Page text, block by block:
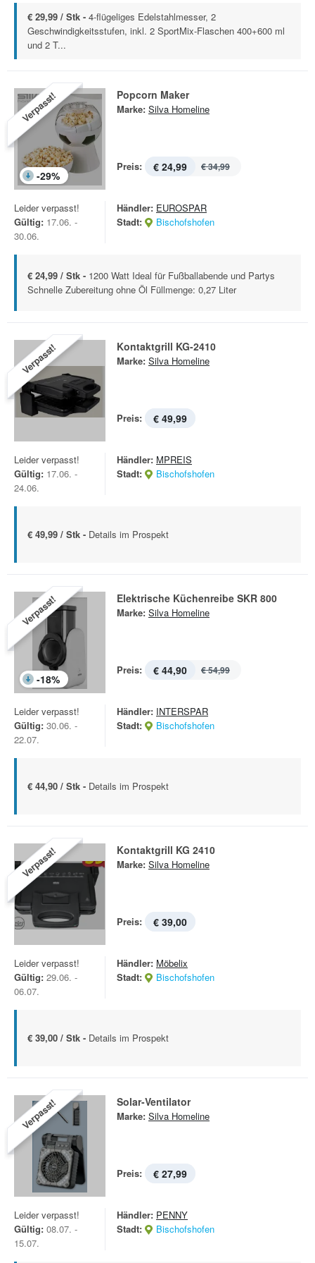
€ 29,99 / Stk - 4-flügeliges Edelstahlmesser, 2
Geschwindigkeitsstufen, inkl. 2 SportMix-Flaschen 400+600 ml
und 2 T...
Verpasst!
-29%
Popcorn Maker
Marke: Silva Homeline
Preis: € 24,99 € 34,99
Leider verpasst!
Gültig: 17.06. -
30.06.
Händler: EUROSPAR
Stadt:
Bischofshofen
€ 24,99 / Stk - 1200 Watt Ideal für Fußballabende und Partys
Schnelle Zubereitung ohne Öl Füllmenge: 0,27 Liter
Verpasst! Kontaktgrill KG-2410
Marke: Silva Homeline
Preis: € 49,99
Leider verpasst!
Gültig: 17.06. -
24.06.
Händler: MPREIS
Stadt:
Bischofshofen
€ 49,99 / Stk - Details im Prospekt
Verpasst!
-18%
Elektrische Küchenreibe SKR 800
Marke: Silva Homeline
Preis: € 44,90 € 54,99
Leider verpasst!
Gültig: 30.06. -
22.07.
Händler: INTERSPAR
Stadt:
Bischofshofen
€ 44,90 / Stk - Details im Prospekt
Verpasst! Kontaktgrill KG 2410
Marke: Silva Homeline
Preis: € 39,00
Leider verpasst!
Gültig: 29.06. -
06.07.
Händler: Möbelix
Stadt:
Bischofshofen
€ 39,00 / Stk - Details im Prospekt
Verpasst! Solar-Ventilator
Marke: Silva Homeline
Preis: € 27,99
Leider verpasst!
Gültig: 08.07. -
15.07.
Händler: PENNY
Stadt:
Bischofshofen